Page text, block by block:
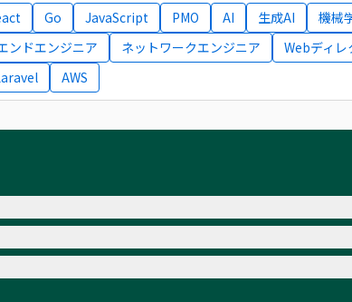
Go JavaScript PMO AI 生成AI
機械
ンドエンジニア ネットワークエンジニア Webディレ
AWS